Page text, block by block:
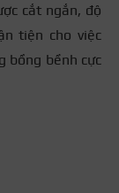
cắt ngắn, độ
tiện cho việc
bồng bềnh cực